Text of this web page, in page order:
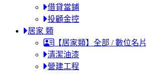
借貸當鋪
投顧金控
居家 類
【居家類】全部 / 數位名片
清潔油漆
營建工程